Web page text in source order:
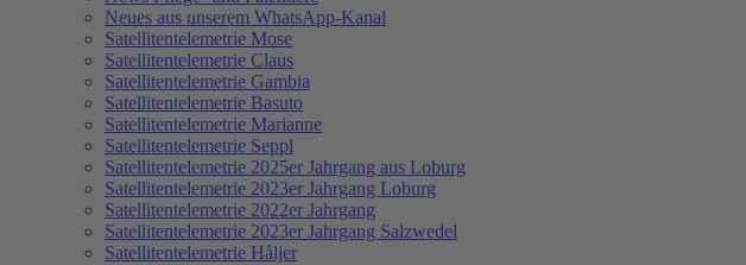
Neues aus unserem WhatsApp-Kanal
Satellitentelemetrie Mose
Satellitentelemetrie Claus
Satellitentelemetrie Gambia
Satellitentelemetrie Basuto
Satellitentelemetrie Marianne
Satellitentelemetrie Seppl
Satellitentelemetrie 2025er Jahrgang aus Loburg
Satellitentelemetrie 2023er Jahrgang Loburg
Satellitentelemetrie 2022er Jahrgang
Satellitentelemetrie 2023er Jahrgang Salzwedel
Satellitentelemetrie Håljer